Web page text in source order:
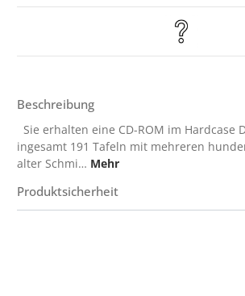
Beschreibung
Sie erhalten eine CD-ROM im Hardcase
ingesamt 191 Tafeln mit mehreren
alter Schmi… Mehr
Produktsicherheit